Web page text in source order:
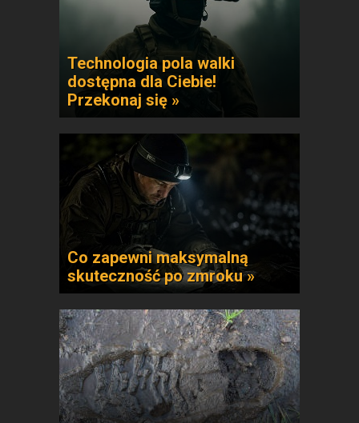
Technologia pola walki
dostępna dla Ciebie!
Przekonaj się »
Co zapewni maksymalną
skuteczność po zmroku »